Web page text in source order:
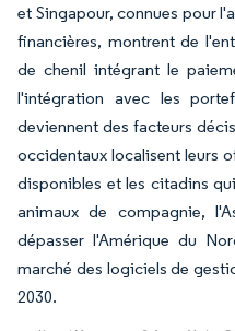
et Singapour, connues pour
financières, montrent de
de chenil intégrant le
l'intégration avec les
deviennent des facteurs
occidentaux localisent leurs
disponibles et les citadins
animaux de compagnie,
dépasser l'Amérique du
marché des logiciels de
2030.